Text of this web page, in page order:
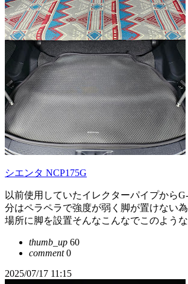
シエンタ NCP175G
以前使用していたイレクターパイプから
分はペラペラで強度が弱く脚が置けない
場所に脚を設置そんなこんなでこのよう
thumb_up 60
comment0
2025/07/17 11:15